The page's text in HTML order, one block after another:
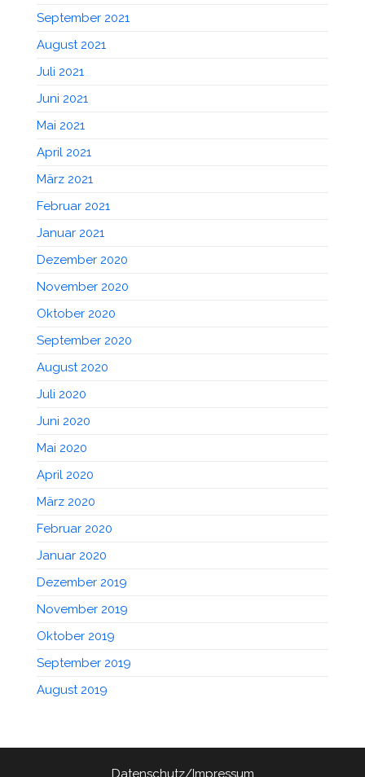
September 2021
August 2021
Juli 2021
Juni 2021
Mai 2021
April 2021
März 2021
Februar 2021
Januar 2021
Dezember 2020
November 2020
Oktober 2020
September 2020
August 2020
Juli 2020
Juni 2020
Mai 2020
April 2020
März 2020
Februar 2020
Januar 2020
Dezember 2019
November 2019
Oktober 2019
September 2019
August 2019
Datenschutz/Impressum